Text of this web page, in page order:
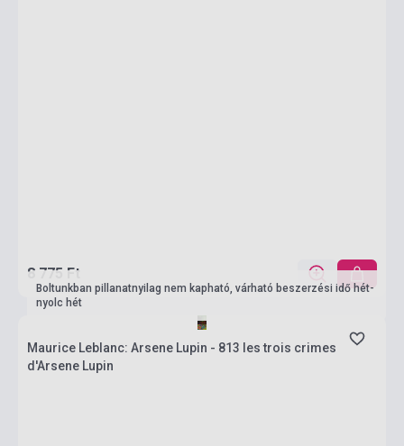
8 775 Ft
Boltunkban pillanatnyilag nem kapható, várható beszerzési idő hét-
nyolc hét
Maurice Leblanc: Arsene Lupin - 813 les trois crimes
d'Arsene Lupin